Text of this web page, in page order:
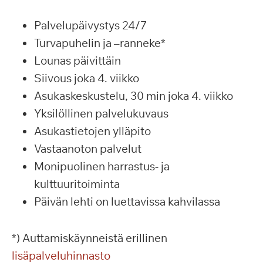
Palvelupäivystys 24/7
Turvapuhelin ja –ranneke*
Lounas päivittäin
Siivous joka 4. viikko
Asukaskeskustelu, 30 min joka 4. viikko
Yksilöllinen palvelukuvaus
Asukastietojen ylläpito
Vastaanoton palvelut
Monipuolinen harrastus- ja
kulttuuritoiminta
Päivän lehti on luettavissa kahvilassa
*) Auttamiskäynneistä erillinen
lisäpalveluhinnasto